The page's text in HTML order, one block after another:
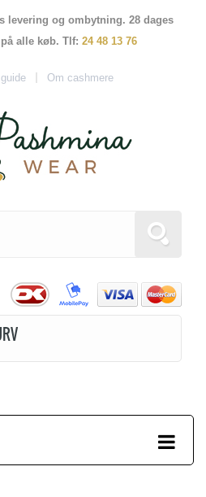
levering og ombytning. 28 dages
alle køb. Tlf: 24 48 13 76
Om cashmere